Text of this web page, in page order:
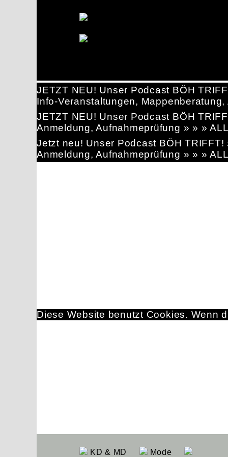
JETZT NEU! Unser Podcast BÖH
Info-Veranstaltungen,
JETZT NEU! Unser Podcast BÖH
Anmeldung, Aufnahmeprüfung » » »
Jetzt neu! Unser Podcast BÖH
Anmeldung, Aufnahmeprüfung » » »
KD & MD Mode
Diese Website benutzt Cookies. Wenn